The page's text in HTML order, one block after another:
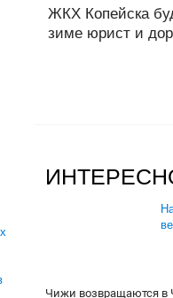
ЖКХ Копейска
зиме юрист и
Чижи возвращаются в